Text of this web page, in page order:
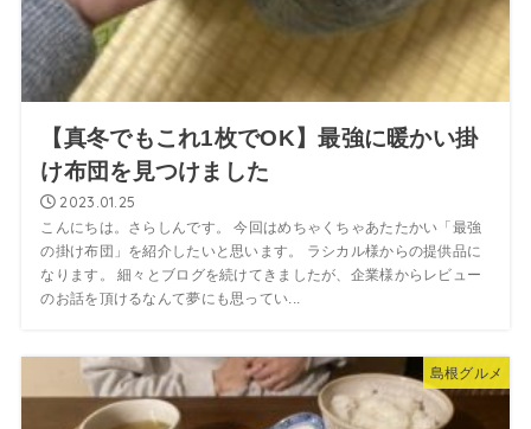
【真冬でもこれ1枚でOK】最強に暖かい掛
け布団を見つけました
2023.01.25
こんにちは。さらしんです。 今回はめちゃくちゃあたたかい「最強
の掛け布団」を紹介したいと思います。 ラシカル様からの提供品に
なります。 細々とブログを続けてきましたが、企業様からレビュー
のお話を頂けるなんて夢にも思ってい...
島根グルメ